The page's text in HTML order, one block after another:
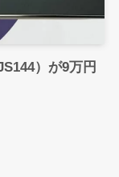
）が9万円